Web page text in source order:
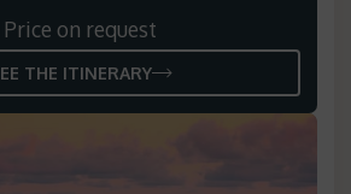
Price on request
THE ITINERARY